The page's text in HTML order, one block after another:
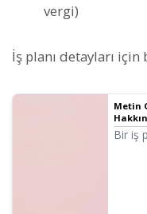
vergi)
İş planı detayları için
Metin
| Metin
Bir iş